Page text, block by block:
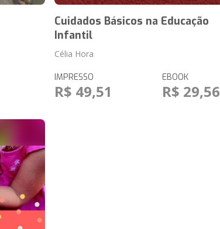
Cuidados Básicos na Educação
Infantil
Célia Hora
IMPRESSO
R$ 49,51
EBOOK
R$ 29,56